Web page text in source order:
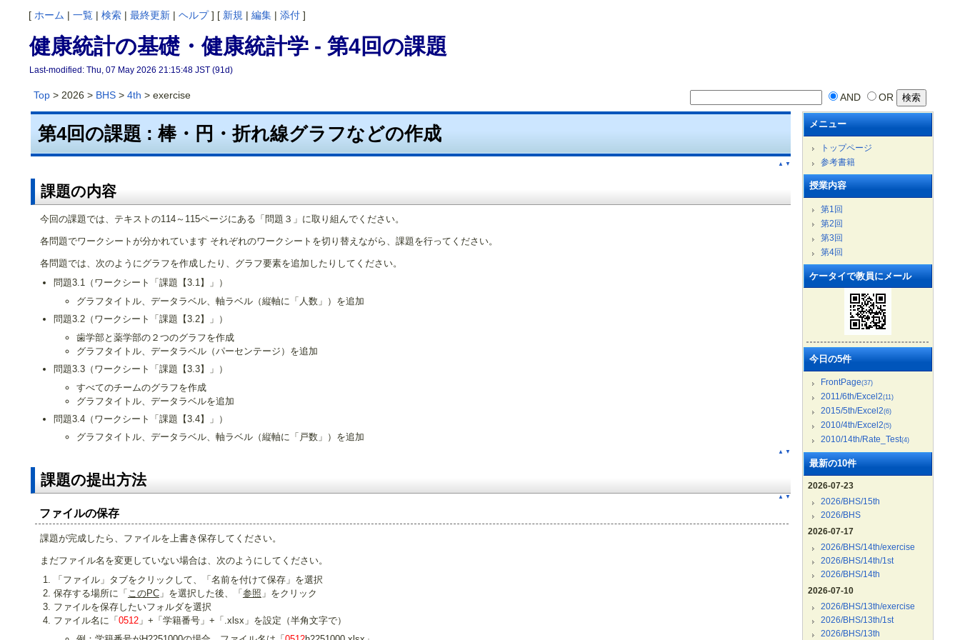
[ ホーム | 一覧| 検索| 最終更新| ヘルプ] [ 新規 | 編集| 添付]
健康統計の基礎・健康統計学 - 第4回の課題
Last-modified: Thu, 07 May 2026 21:15:48 JST (91d)
Top> 2026 > BHS> 4th > exercise AND OR
第4回の課題 : 棒・円・折れ線グラフなどの作成
▲ ▼
課題の内容
今回の課題では、テキストの114～115ページにある「問題３」に取り組んでください。
各問題でワークシートが分かれています それぞれのワークシートを切り替えながら、課題を行ってください。
各問題では、次のようにグラフを作成したり、グラフ要素を追加したりしてください。
問題3.1（ワークシート「課題【3.1】」）
グラフタイトル、データラベル、軸ラベル（縦軸に「人数」）を追加
問題3.2（ワークシート「課題【3.2】」）
歯学部と薬学部の２つのグラフを作成
グラフタイトル、データラベル（パーセンテージ）を追加
問題3.3（ワークシート「課題【3.3】」）
すべてのチームのグラフを作成
グラフタイトル、データラベルを追加
問題3.4（ワークシート「課題【3.4】」）
グラフタイトル、データラベル、軸ラベル（縦軸に「戸数」）を追加
▲ ▼
課題の提出方法
▲ ▼
ファイルの保存
課題が完成したら、ファイルを上書き保存してください。
まだファイル名を変更していない場合は、次のようにしてください。
「ファイル」タブをクリックして、「名前を付けて保存」を選択
保存する場所に「 このPC」を選択した後、「 参照 」をクリック
ファイルを保存したいフォルダを選択
ファイル名に「 0512」+「学籍番号」+「.xlsx」を設定（半角文字で）
メニュー
トップページ
参考書籍
授業内容
第1回
第2回
第3回
第4回
ケータイで教員にメール
今日の5件
FrontPage(37)
2011/6th/Excel2(11)
2015/5th/Excel2(6)
2010/4th/Excel2(5)
2010/14th/Rate_Test(4)
最新の10件
2026-07-23
2026/BHS/15th
2026/BHS
2026-07-17
2026/BHS/14th/exercise
2026/BHS/14th/1st
2026/BHS/14th
2026-07-10
2026/BHS/13th/exercise
2026/BHS/13th/1st
2026/BHS/13th